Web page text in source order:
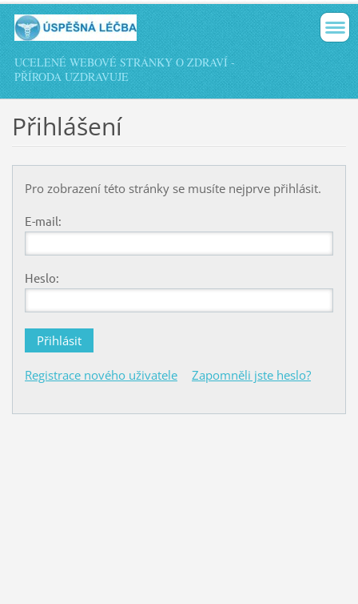
UCELENÉ WEBOVÉ STRÁNKY O ZDRAVÍ -
PŘÍRODA UZDRAVUJE
Přihlášení
Pro zobrazení této stránky se musíte nejprve přihlásit.
E-mail:
Heslo:
Registrace nového uživatele Zapomněli jste heslo?